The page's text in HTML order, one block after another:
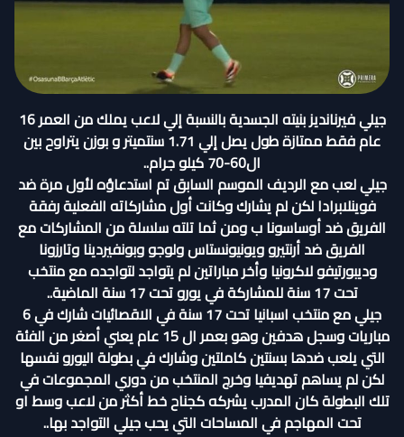
جيلي فيرنانديز بنيته الجسدية بالنسبة إلي لاعب يملك من العمر 16
عام فقط ممتازة طول يصل إلي 1.71 سنتميتر و بوزن يتراوح بين
ال60-70 كيلو جرام..
جيلي لعب مع الرديف الموسم السابق تم استدعاؤه لأول مرة ضد
فوينلابرادا لكن لم يشارك وكانت أول مشاركاته الفعلية رفقة
الفريق ضد أوساسونا ب ومن ثما تلته سلسلة من المشاركات مع
الفريق ضد أرنتيرو ويونيونستاس ولوجو وبونفيردينا وتارزونا
وديبورتيفو لاكرونيا وأخر مباراتين لم يتواجد لتواجده مع منتخب
تحت 17 سنة للمشاركة في يورو تحت 17 سنة الماضية..
جيلي مع منتخب اسبانيا تحت 17 سنة في الاقصائيات شارك في 6
مباريات وسجل هدفين وهو بعمر ال 15 عام يعني أصغر من الفئة
التي يلعب ضدها بسنتين كاملتين وشارك في بطولة اليورو نفسها
لكن لم يساهم تهديفيا وخرج المنتخب من دوري المجموعات في
تلك البطولة كان المدرب يشركه كجناح خط أكثر من لاعب وسط او
تحت المهاجم في المساحات التي يحب جيلي التواجد بها..